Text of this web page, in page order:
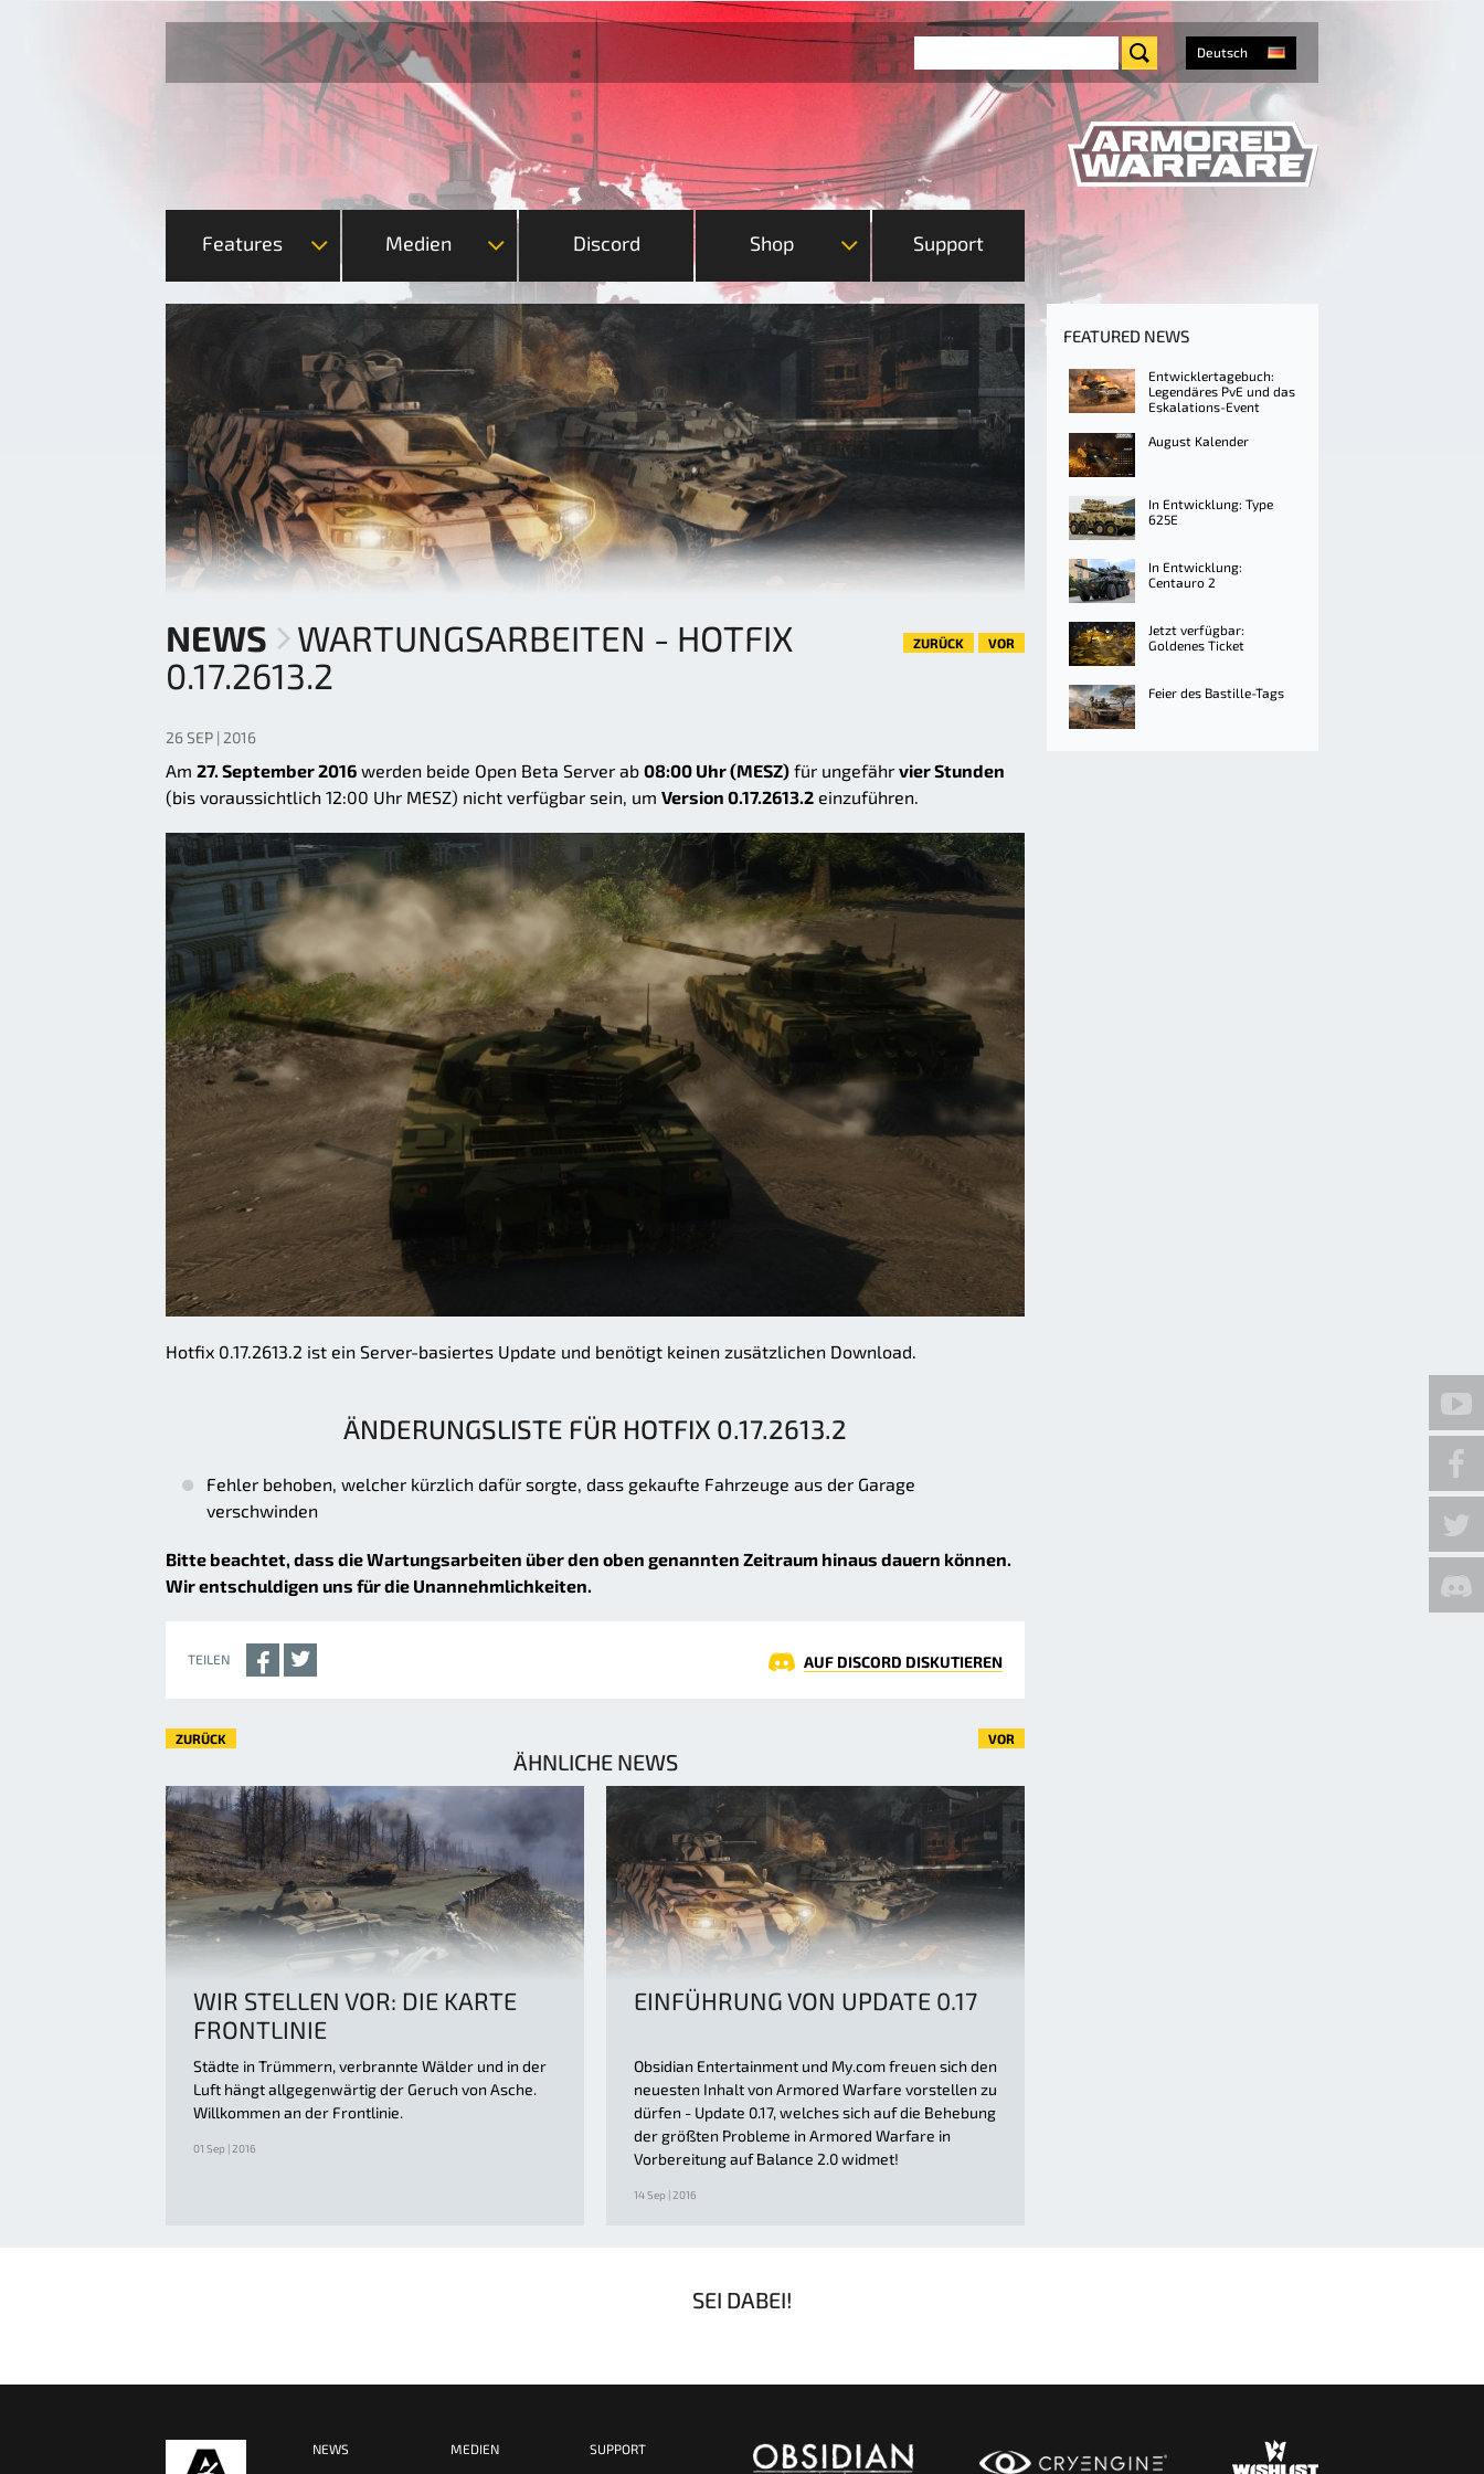
Deutsch
Features Medien Discord Shop Support
NEWS
WARTUNGSARBEITEN - HOTFIX
0.17.2613.2
ZURÜCK VOR
26 SEP | 2016
Am 27. September 2016 werden beide Open Beta Server ab 08:00 Uhr (MESZ) für ungefähr vier Stunden
(bis voraussichtlich 12:00 Uhr MESZ) nicht verfügbar sein, um Version 0.17.2613.2 einzuführen.
Hotfix 0.17.2613.2 ist ein Server-basiertes Update und benötigt keinen zusätzlichen Download.
ÄNDERUNGSLISTE FÜR HOTFIX 0.17.2613.2
Fehler behoben, welcher kürzlich dafür sorgte, dass gekaufte Fahrzeuge aus der Garage
verschwinden
Bitte beachtet, dass die Wartungsarbeiten über den oben genannten Zeitraum hinaus dauern können.
Wir entschuldigen uns für die Unannehmlichkeiten.
TEILEN AUF DISCORD DISKUTIEREN
ZURÜCK VOR
ÄHNLICHE NEWS
WIR STELLEN VOR: DIE KARTE
FRONTLINIE
Städte in Trümmern, verbrannte Wälder und in der
Luft hängt allgegenwärtig der Geruch von Asche.
Willkommen an der Frontlinie.
01 Sep | 2016
EINFÜHRUNG VON UPDATE 0.17
Obsidian Entertainment und My.com freuen sich den
neuesten Inhalt von Armored Warfare vorstellen zu
dürfen - Update 0.17, welches sich auf die Behebung
der größten Probleme in Armored Warfare in
Vorbereitung auf Balance 2.0 widmet!
14 Sep | 2016
FEATURED NEWS
Entwicklertagebuch:
Legendäres PvE und das
Eskalations-Event
August Kalender
In Entwicklung: Type
625E
In Entwicklung:
Centauro 2
Jetzt verfügbar:
Goldenes Ticket
Feier des Bastille-Tags
SEI DABEI!
NEWS MEDIEN SUPPORT